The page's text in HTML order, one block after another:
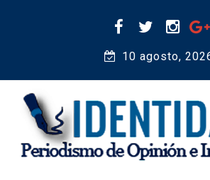
10 agosto,
IDENTIDADES
Periodismo de Opinión e Investigación